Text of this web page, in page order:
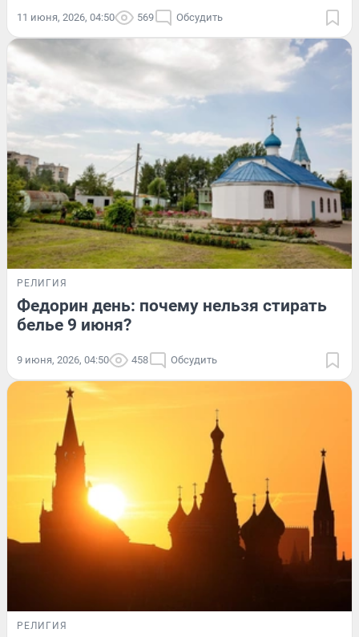
11 июня, 2026, 04:50 569 Обсудить
РЕЛИГИЯ
Федорин день: почему нельзя стирать
белье 9 июня?
9 июня, 2026, 04:50 458 Обсудить
РЕЛИГИЯ